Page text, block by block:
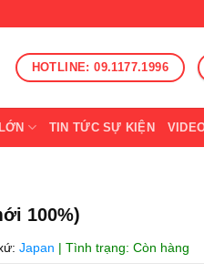
HOTLINE: 09.1177.1996
TIN TỨC SỰ KIỆN
100%)
Japan | Tình trạng: Còn hàng